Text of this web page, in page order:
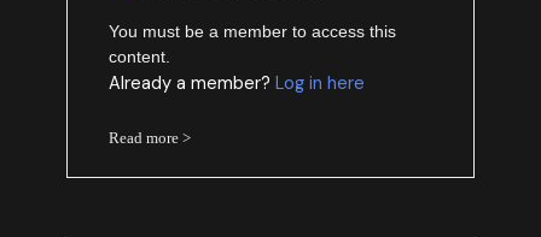
You must be a member to access this
content.
Already a member?Log in here
Read more >